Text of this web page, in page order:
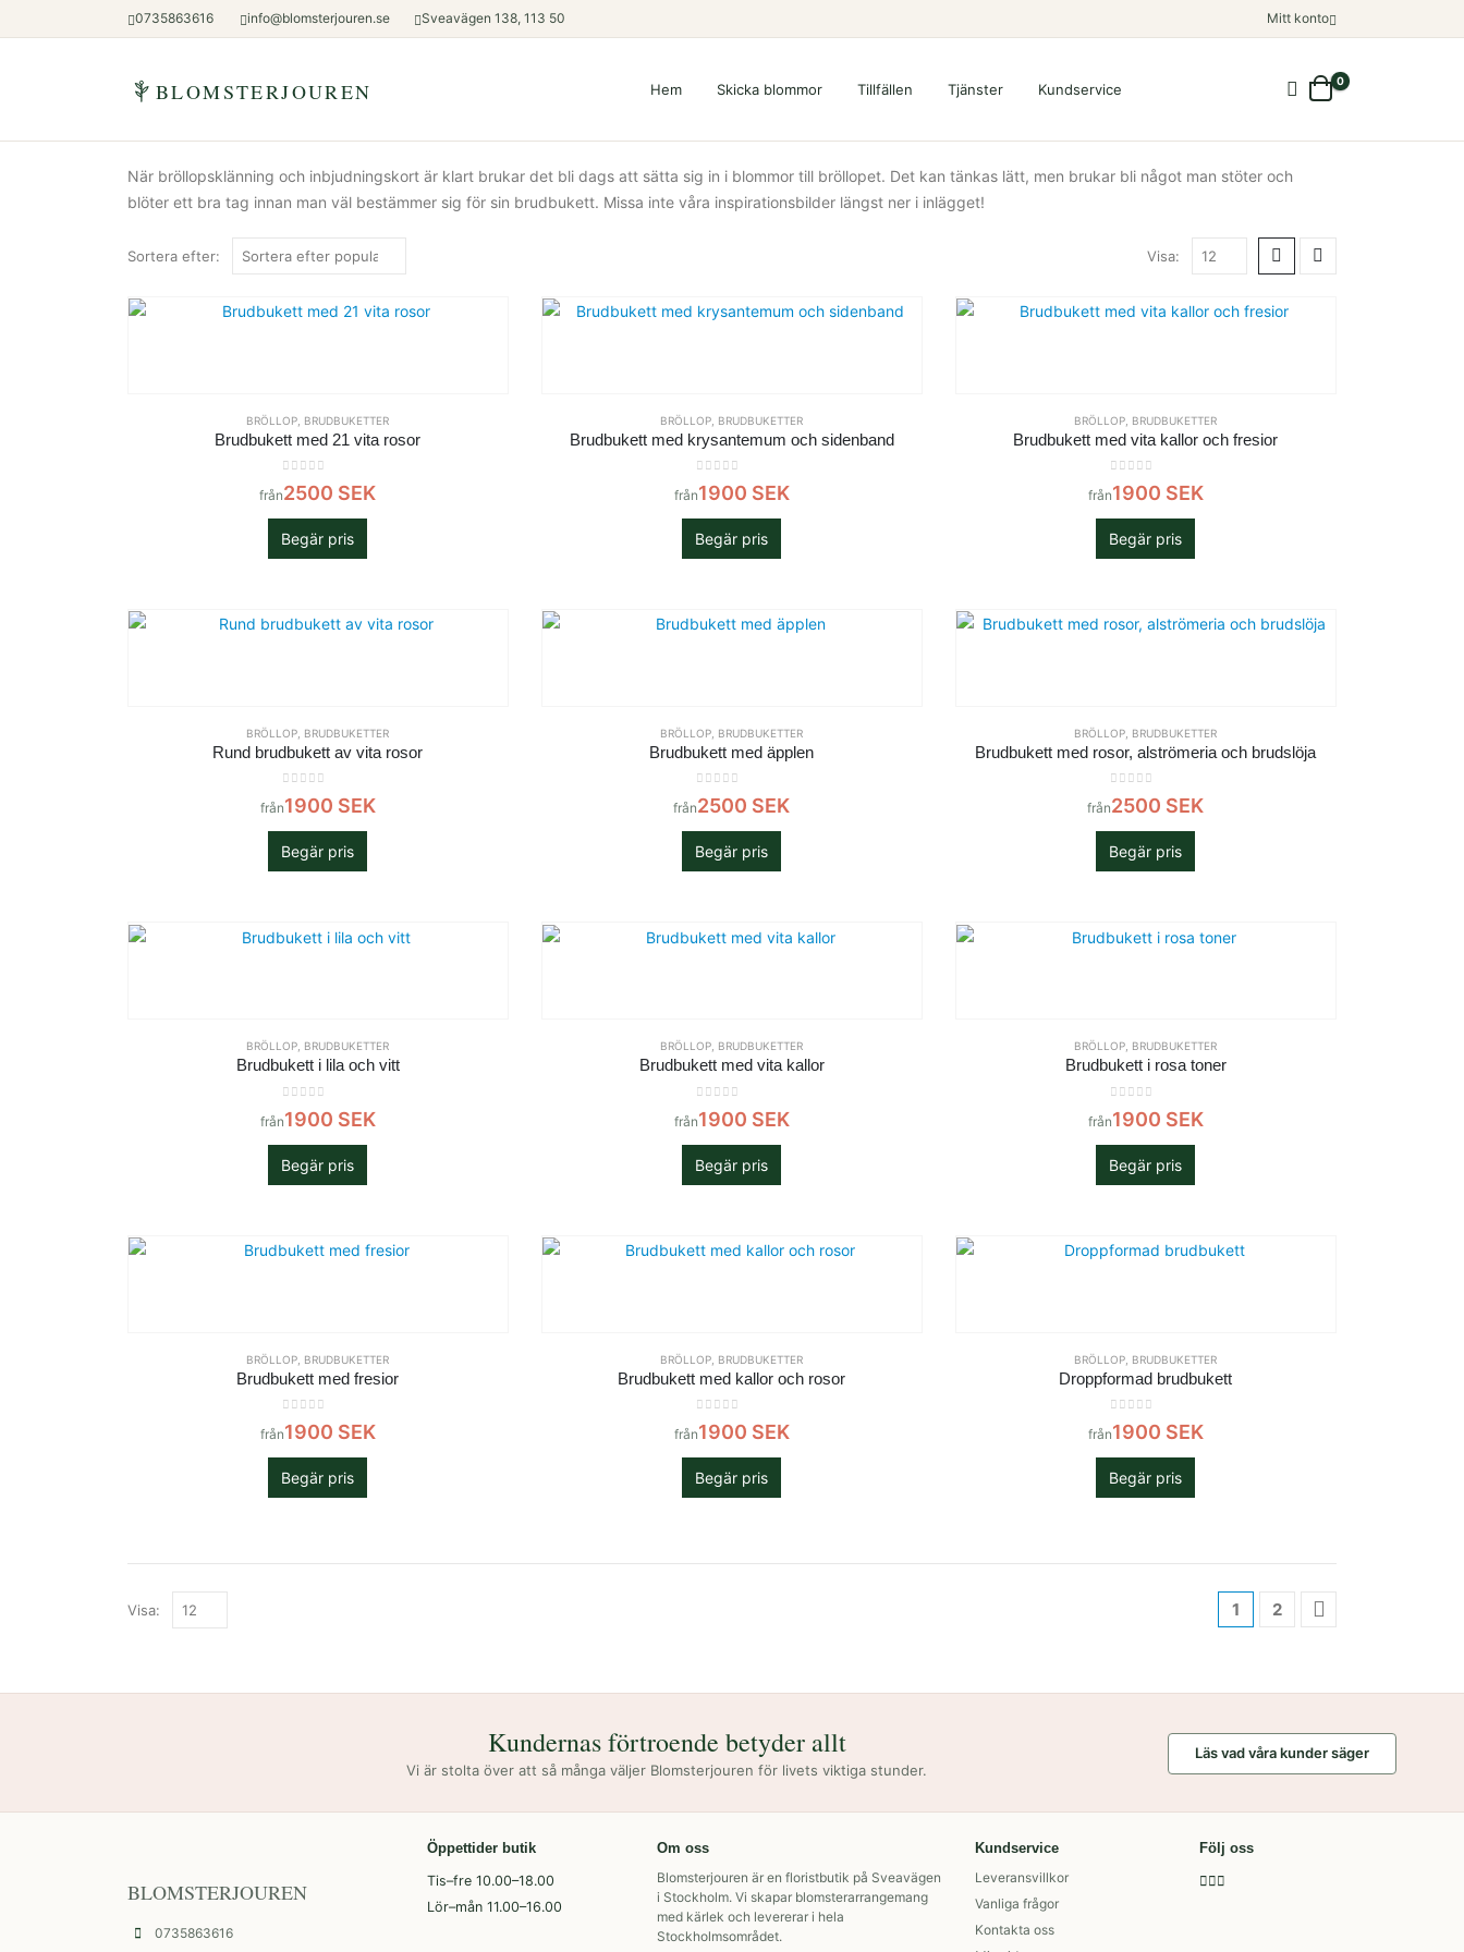
0735863616 info@blomsterjouren.se Sveavägen 138, 113 50 Mitt konto
BLOMSTERJOUREN Hem Skicka blommor Tillfällen Tjänster Kundservice 0
När bröllopsklänning och inbjudningskort är klart brukar det bli dags att sätta sig in i blommor till bröllopet. Det kan tänkas lätt, men brukar bli något man stöter och
blöter ett bra tag innan man väl bestämmer sig för sin brudbukett. Missa inte våra inspirationsbilder längst ner i inlägget!
Sortera efter: Visa:
BRÖLLOP BRUDBUKETTER
Brudbukett med 21 vita rosor
0out of 5
från2500 SEK
Begär pris
BRÖLLOP BRUDBUKETTER
Brudbukett med krysantemum och sidenband
0out of 5
från1900 SEK
Begär pris
BRÖLLOP BRUDBUKETTER
Brudbukett med vita kallor och fresior
0out of 5
från1900 SEK
Begär pris
BRÖLLOP BRUDBUKETTER
Rund brudbukett av vita rosor
0out of 5
från1900 SEK
Begär pris
BRÖLLOP BRUDBUKETTER
Brudbukett med äpplen
0out of 5
från2500 SEK
Begär pris
BRÖLLOP BRUDBUKETTER
Brudbukett med rosor, alströmeria och brudslöja
0out of 5
från2500 SEK
Begär pris
BRÖLLOP BRUDBUKETTER
Brudbukett i lila och vitt
out of 5
från1900 SEK
Begär pris
BRÖLLOP BRUDBUKETTER
Brudbukett med vita kallor
out of 5
från1900 SEK
Begär pris
BRÖLLOP BRUDBUKETTER
Brudbukett i rosa toner
out of 5
från1900 SEK
Begär pris
BRÖLLOP BRUDBUKETTER
Brudbukett med fresior
out of 5
från1900 SEK
Begär pris
BRÖLLOP BRUDBUKETTER
Brudbukett med kallor och rosor
out of 5
från1900 SEK
Begär pris
BRÖLLOP BRUDBUKETTER
Droppformad brudbukett
out of 5
från1900 SEK
Begär pris
Visa: 1 2
Kundernas förtroende betyder allt
Vi är stolta över att så många väljer Blomsterjouren för livets viktiga stunder.
Läs vad våra kunder säger
BLOMSTERJOUREN
0735863616
Öppettider butik
Tis–fre 10.00–18.00
Lör–mån 11.00–16.00
Om oss
Blomsterjouren är en floristbutik på Sveavägen
i Stockholm. Vi skapar blomsterarrangemang
med kärlek och levererar i hela
Stockholmsområdet.
Kundservice
Leveransvillkor
Vanliga frågor
Kontakta oss
Följ oss